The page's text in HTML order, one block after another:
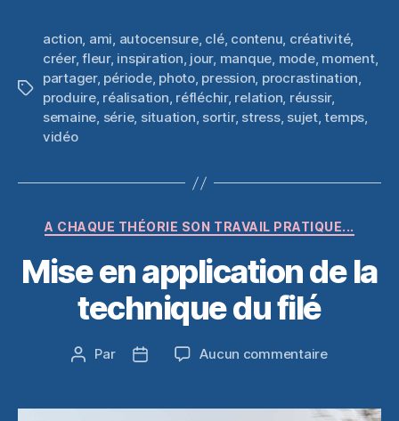
Étiquettes
action, ami, autocensure, clé, contenu, créativité,
créer,fleur, inspiration, jour, manque, mode, moment,
partager, période, photo, pression, procrastination,
produire, réalisation, réfléchir, relation, réussir,
semaine, série, situation, sortir, stress, sujet,temps,
vidéo
Catégories
A CHAQUE THÉORIE SON TRAVAIL PRATIQUE...
Mise en application de la
technique du filé
Auteur
Par
Date
Aucun commentairesur
application